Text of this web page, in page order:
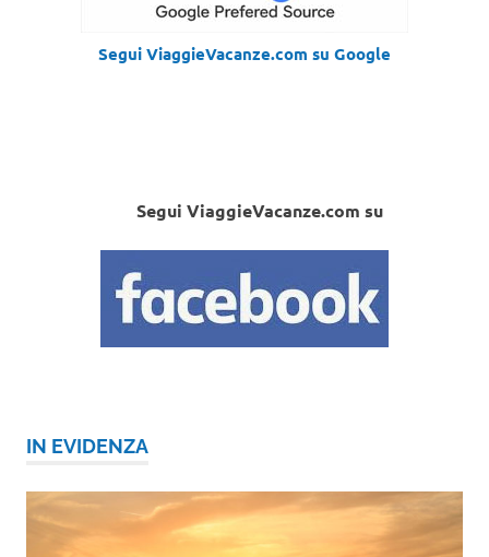
Segui ViaggieVacanze.com su Google
Segui ViaggieVacanze.com su
IN EVIDENZA